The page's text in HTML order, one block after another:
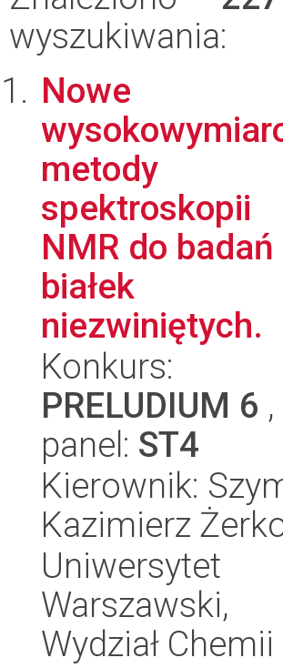
wyszukiwania:
Nowe
metody
spektroskopii
NMR do badań
białek
niezwiniętych.
Konkurs:
PRELUDIUM 6 ,
panel: ST4
Kierownik:
Kazimierz
Uniwersytet
Warszawski,
Wydział Chemii